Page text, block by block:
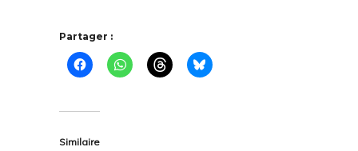
Partager :
Similaire